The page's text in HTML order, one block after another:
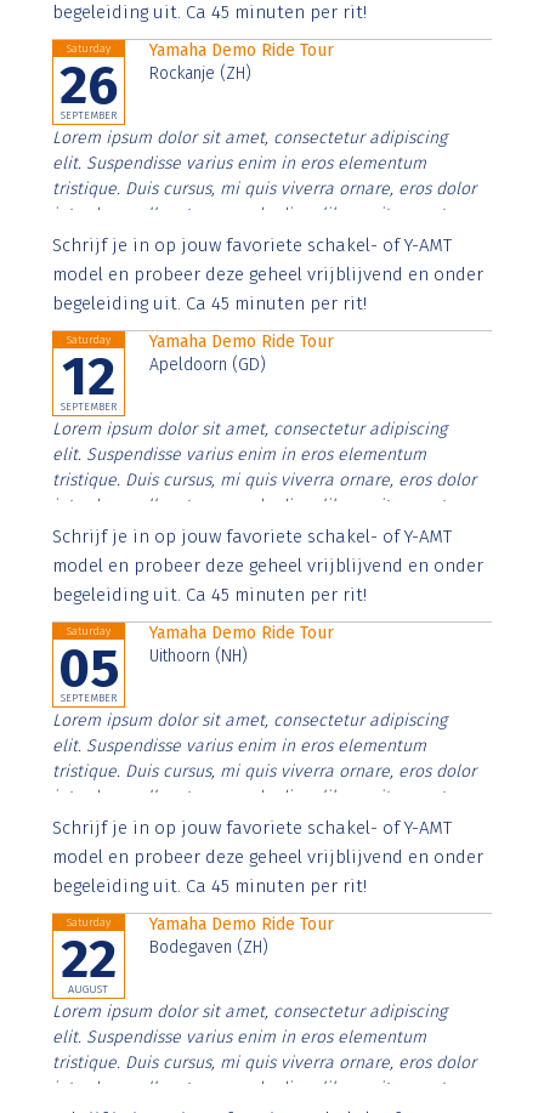
begeleiding uit. Ca 45 minuten per rit!
Saturday
26
SEPTEMBER
Yamaha Demo Ride Tour
Rockanje (ZH)
Lorem ipsum dolor sit amet, consectetur adipiscing
elit. Suspendisse varius enim in eros elementum
tristique. Duis cursus, mi quis viverra ornare, eros dolor
interdum nulla, ut commodo diam libero vitae erat.
Aenean faucibus nibh et justo cursus id rutrum lorem
imperdiet. Nunc ut sem vitae risus tristique posuere.
Schrijf je in op jouw favoriete schakel- of Y-AMT
model en probeer deze geheel vrijblijvend en onder
begeleiding uit. Ca 45 minuten per rit!
Saturday
12
SEPTEMBER
Yamaha Demo Ride Tour
Apeldoorn (GD)
Lorem ipsum dolor sit amet, consectetur adipiscing
elit. Suspendisse varius enim in eros elementum
tristique. Duis cursus, mi quis viverra ornare, eros dolor
interdum nulla, ut commodo diam libero vitae erat.
Aenean faucibus nibh et justo cursus id rutrum lorem
imperdiet. Nunc ut sem vitae risus tristique posuere.
Schrijf je in op jouw favoriete schakel- of Y-AMT
model en probeer deze geheel vrijblijvend en onder
begeleiding uit. Ca 45 minuten per rit!
Saturday
05
SEPTEMBER
Yamaha Demo Ride Tour
Uithoorn (NH)
Lorem ipsum dolor sit amet, consectetur adipiscing
elit. Suspendisse varius enim in eros elementum
tristique. Duis cursus, mi quis viverra ornare, eros dolor
interdum nulla, ut commodo diam libero vitae erat.
Aenean faucibus nibh et justo cursus id rutrum lorem
imperdiet. Nunc ut sem vitae risus tristique posuere.
Schrijf je in op jouw favoriete schakel- of Y-AMT
model en probeer deze geheel vrijblijvend en onder
begeleiding uit. Ca 45 minuten per rit!
Saturday
22
AUGUST
Yamaha Demo Ride Tour
Bodegaven (ZH)
Lorem ipsum dolor sit amet, consectetur adipiscing
elit. Suspendisse varius enim in eros elementum
tristique. Duis cursus, mi quis viverra ornare, eros dolor
interdum nulla, ut commodo diam libero vitae erat.